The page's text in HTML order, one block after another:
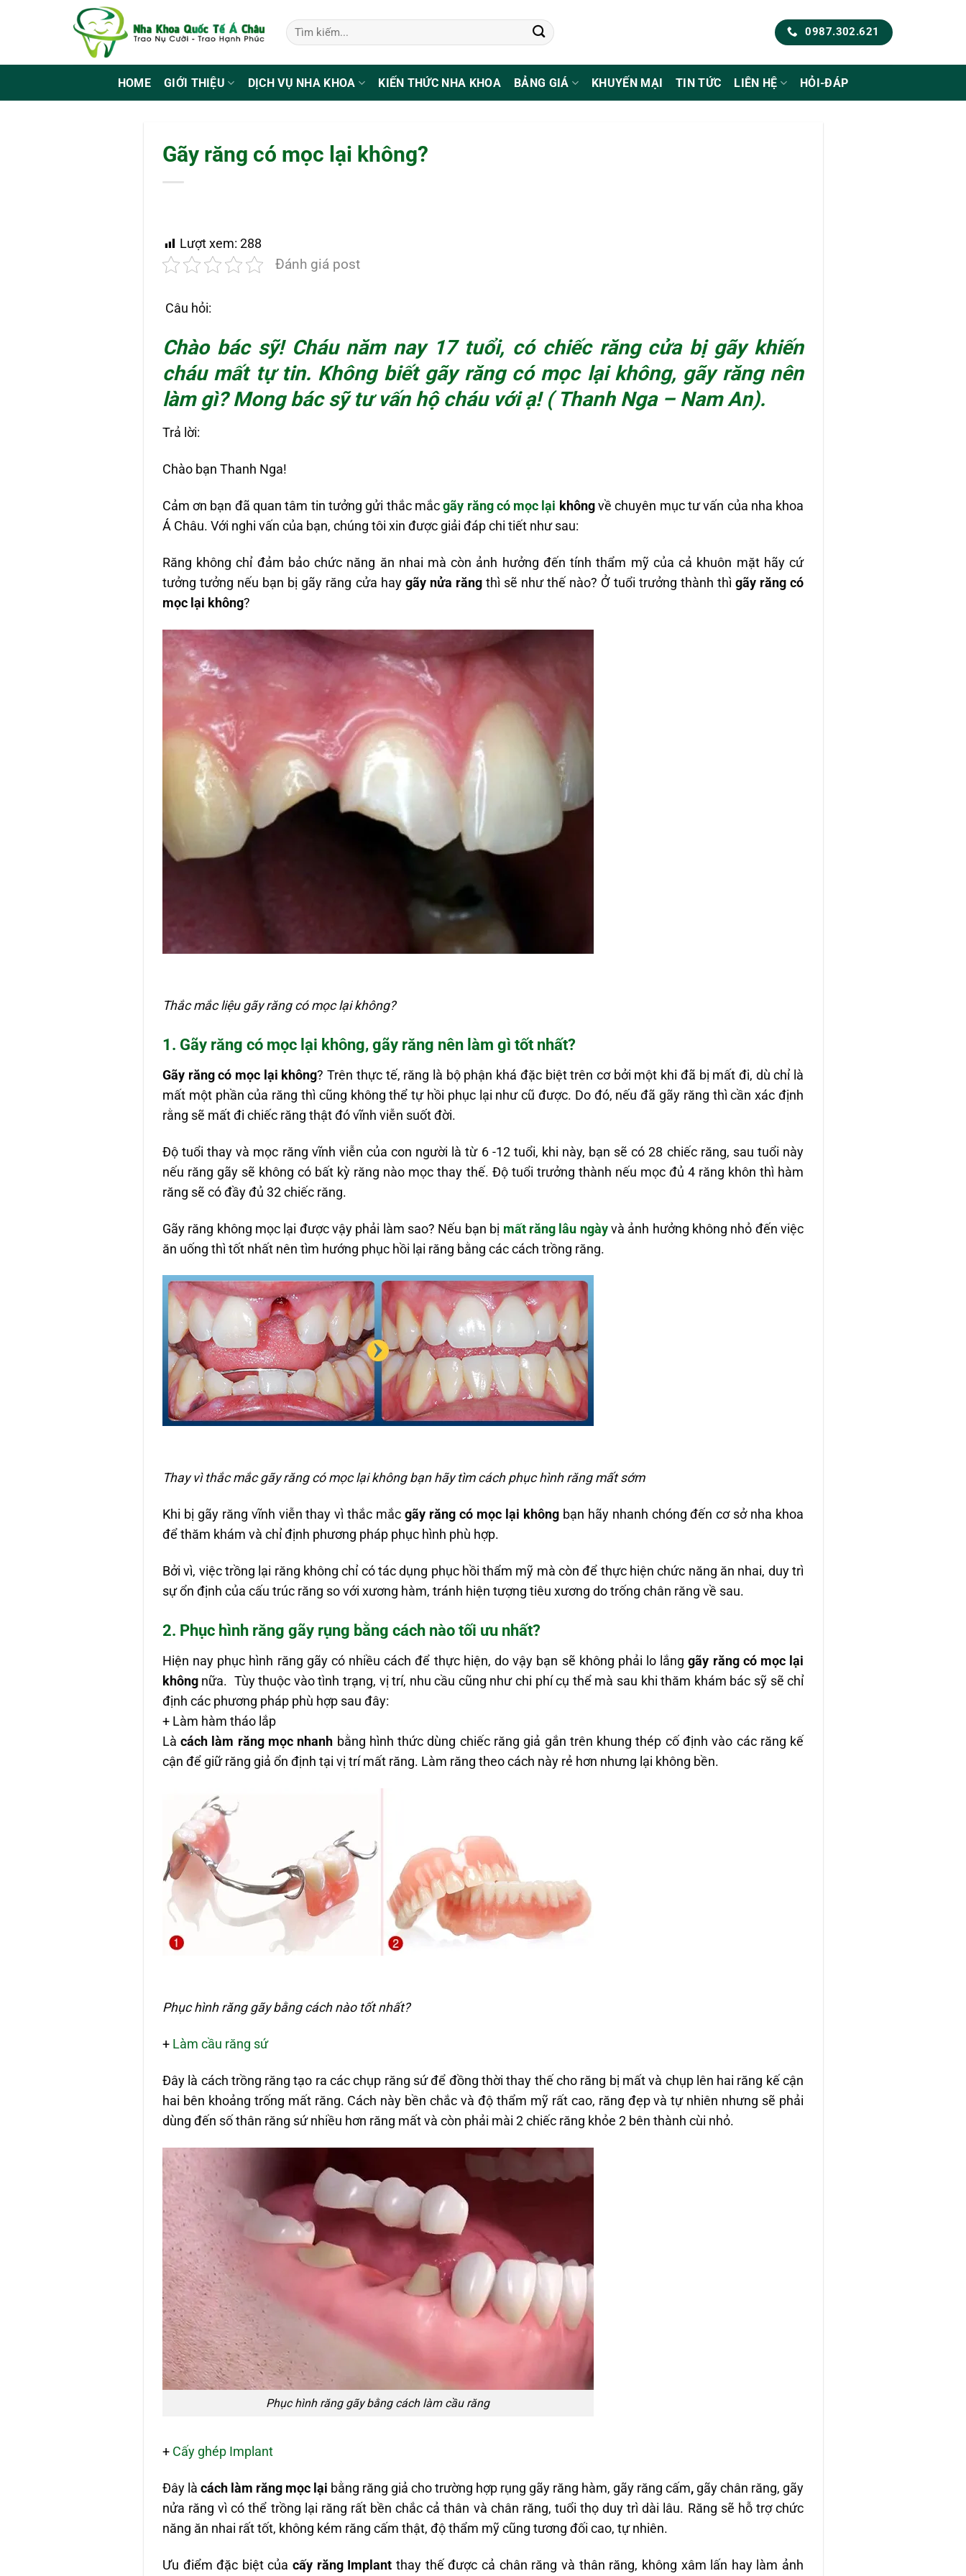
0987.302.621
HOME GIỚI THIỆU DỊCH VỤ NHA KHOA KIẾN THỨC NHA KHOA BẢNG GIÁ KHUYẾN MẠI TIN TỨC LIÊN HỆ HỎI-ĐÁP
Gãy răng có mọc lại không?
Lượt xem: 288
Đánh giá post
Câu hỏi:
Chào bác sỹ! Cháu năm nay 17 tuổi, có chiếc răng cửa bị gãy khiến
cháu mất tự tin. Không biết gãy răng có mọc lại không, gãy răng nên
làm gì? Mong bác sỹ tư vấn hộ cháu với ạ! ( Thanh Nga – Nam An).
Trả lời:
Chào bạn Thanh Nga!
Cảm ơn bạn đã quan tâm tin tưởng gửi thắc mắcgãy răng có mọc lại khôngvề chuyên mục tư vấn của nha khoa
Á Châu. Với nghi vấn của bạn, chúng tôi xin được giải đáp chi tiết như sau:
Răng không chỉ đảm bảo chức năng ăn nhai mà còn ảnh hưởng đến tính thẩm mỹ của cả khuôn mặt hãy cứ
tưởng tưởng nếu bạn bị gãy răng cửa hay gãy nửa răngthì sẽ như thế nào? Ở tuổi trưởng thành thì gãy răng có
mọc lại không?
Thắc mắc liệu gãy răng có mọc lại không?
1. Gãy răng có mọc lại không, gãy răng nên làm gì tốt nhất?
Gãy răng có mọc lại không? Trên thực tế, răng là bộ phận khá đặc biệt trên cơ bởi một khi đã bị mất đi, dù chỉ là
mất một phần của răng thì cũng không thể tự hồi phục lại như cũ được. Do đó, nếu đã gãy răng thì cần xác định
rằng sẽ mất đi chiếc răng thật đó vĩnh viễn suốt đời.
Độ tuổi thay và mọc răng vĩnh viễn của con người là từ 6 -12 tuổi, khi này, bạn sẽ có 28 chiếc răng, sau tuổi này
nếu răng gãy sẽ không có bất kỳ răng nào mọc thay thế. Độ tuổi trưởng thành nếu mọc đủ 4 răng khôn thì hàm
răng sẽ có đầy đủ 32 chiếc răng.
Gãy răng không mọc lại được vậy phải làm sao? Nếu bạn bị mất răng lâu ngàyvà ảnh hưởng không nhỏ đến việc
ăn uống thì tốt nhất nên tìm hướng phục hồi lại răng bằng các cách trồng răng.
Thay vì thắc mắc gãy răng có mọc lại không bạn hãy tìm cách phục hình răng mất sớm
Khi bị gãy răng vĩnh viễn thay vì thắc mắcgãy răng có mọc lại khôngbạn hãy nhanh chóng đến cơ sở nha khoa
để thăm khám và chỉ định phương pháp phục hình phù hợp.
Bởi vì, việc trồng lại răng không chỉ có tác dụng phục hồi thẩm mỹ mà còn để thực hiện chức năng ăn nhai, duy trì
sự ổn định của cấu trúc răng so với xương hàm, tránh hiện tượng tiêu xương do trống chân răng về sau.
2. Phục hình răng gãy rụng bằng cách nào tối ưu nhất?
Hiện nay phục hình răng gãy có nhiều cách để thực hiện, do vậy bạn sẽ không phải lo lắnggãy răng có mọc lại
khôngnữa. Tùy thuộc vào tình trạng, vị trí, nhu cầu cũng như chi phí cụ thể mà sau khi thăm khám bác sỹ sẽ chỉ
định các phương pháp phù hợp sau đây:
+ Làm hàm tháo lắp
Làcách làm răng mọc nhanh bằng hình thức dùng chiếc răng giả gắn trên khung thép cố định vào các răng kế
cận để giữ răng giả ổn định tại vị trí mất răng. Làm răng theo cách này rẻ hơn nhưng lại không bền.
Phục hình răng gãy bằng cách nào tốt nhất?
+ Làm cầu răng sứ
Đây là cách trồng răng tạo ra các chụp răng sứ để đồng thời thay thế cho răng bị mất và chụp lên hai răng kế cận
hai bên khoảng trống mất răng. Cách này bền chắc và độ thẩm mỹ rất cao, răng đẹp và tự nhiên nhưng sẽ phải
dùng đến số thân răng sứ nhiều hơn răng mất và còn phải mài 2 chiếc răng khỏe 2 bên thành cùi nhỏ.
Phục hình răng gãy bằng cách làm cầu răng
+ Cấy ghép Implant
Đây là cách làm răng mọc lại bằng răng giả cho trường hợp rụng gãy răng hàm, gãy răng cấm, gãy chân răng, gãy
nửa răng vì có thể trồng lại răng rất bền chắc cả thân và chân răng, tuổi thọ duy trì dài lâu. Răng sẽ hỗ trợ chức
năng ăn nhai rất tốt, không kém răng cấm thật, độ thẩm mỹ cũng tương đối cao, tự nhiên.
Ưu điểm đặc biệt củacấy răng Implant thay thế được cả chân răng và thân răng, không xâm lấn hay làm ảnh